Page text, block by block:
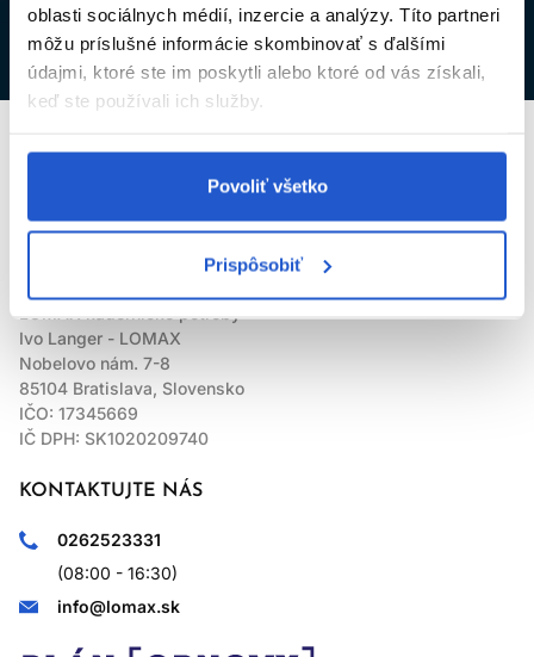
oblasti sociálnych médií, inzercie a analýzy. Títo partneri
môžu príslušné informácie skombinovať s ďalšími
údajmi, ktoré ste im poskytli alebo ktoré od vás získali,
keď ste používali ich služby.
Povoliť všetko
Prispôsobiť
Prihlásiť sa
Ivo Langer - LOMAX
Nobelovo nám. 7-8
85104 Bratislava, Slovensko
IČO: 17345669
IČ DPH: SK1020209740
KONTAKTUJTE NÁS
0262523331
(08:00 - 16:30)
info@lomax.sk